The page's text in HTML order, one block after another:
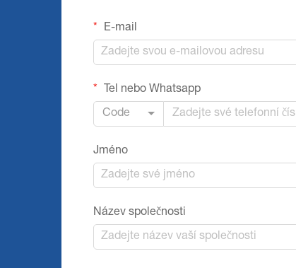
E-mail
Tel nebo Whatsapp
Code
Jméno
Název společnosti